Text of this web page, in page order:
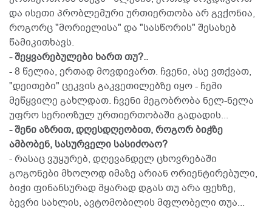
და ისეთი პრობლემური ურთიერთობა არ გვქონია,
როგორც "მორიელისა" და "სასწორის" შესახებ
წამიკითხავს.
- შეყვარებულები ხართ თუ?..
- 8 წელია, ერთად მოვდივართ. ჩვენი, ასე ვთქვათ,
"დეითები" ცეკვის გაკვეთილებზე იყო - ჩემი
მეწყვილე გახლდათ. ჩვენი მეგობრობა ნელ-ნელა
უფრო სერიოზულ ურთიერთობაში გადადის...
- შენი აზრით, დღესდღეობით, როგორ ბიჭზე
ამბობენ, სასურველი სასიძოაო?
- რასაც ვუყურებ, დღევანდელ ცხოვრებაში
გოგონები მხოლოდ იმაზე არიან ორიენტირებული,
ბიჭი ფინანსურად მყარად დგას თუ არა ფეხზე,
ბევრი სახლის, ავტომობილის მფლობელი თუა...